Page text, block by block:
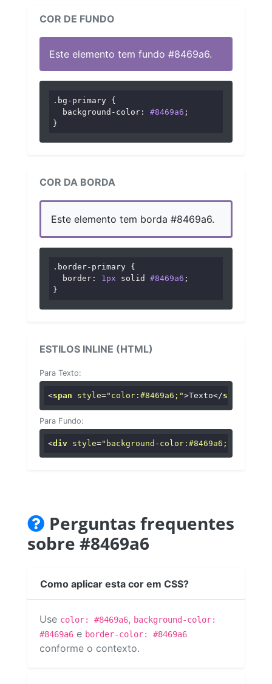
COR DE FUNDO
Este elemento tem fundo #8469a6.
.bg-primary {
background-color : #8469a6 ;
}
COR DA BORDA
Este elemento tem borda #8469a6.
.border-primary {
border : 1px solid #8469a6 ;
}
ESTILOS INLINE (HTML)
Para Texto:
<span style="color:#8469a6;">Texto</span
Para Fundo:
<div style="background-color:#8469a6;"
Perguntas frequentes
sobre #8469a6
Como aplicar esta cor em CSS?
Use color: #8469a6, background-color:
#8469a6 e border-color: #8469a6
conforme o contexto.